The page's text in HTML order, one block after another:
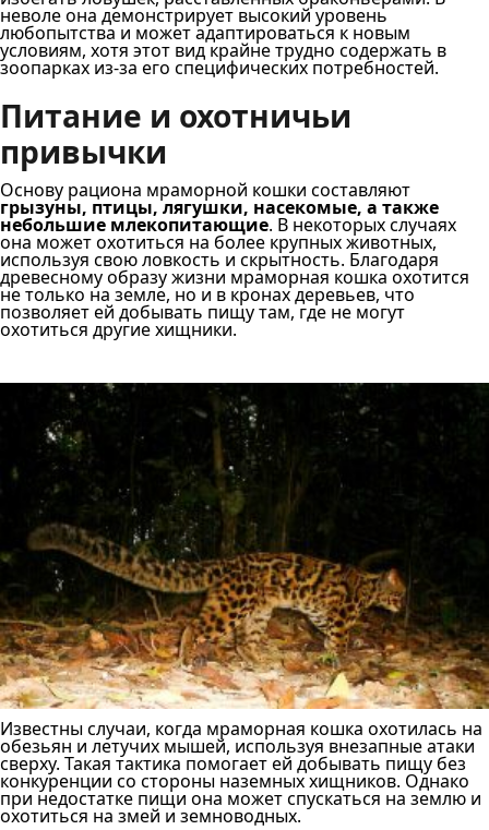
неволе она демонстрирует высокий уровень
любопытства и может адаптироваться к новым
условиям, хотя этот вид крайне трудно содержать в
зоопарках из-за его специфических потребностей.
Питание и охотничьи
привычки
Основу рациона мраморной кошки составляют
грызуны, птицы, лягушки, насекомые, а также
небольшие млекопитающие. В некоторых случаях
она может охотиться на более крупных животных,
используя свою ловкость и скрытность. Благодаря
древесному образу жизни мраморная кошка охотится
не только на земле, но и в кронах деревьев, что
позволяет ей добывать пищу там, где не могут
охотиться другие хищники.
Известны случаи, когда мраморная кошка охотилась на
обезьян и летучих мышей, используя внезапные атаки
сверху. Такая тактика помогает ей добывать пищу без
конкуренции со стороны наземных хищников. Однако
при недостатке пищи она может спускаться на землю и
охотиться на змей и земноводных.